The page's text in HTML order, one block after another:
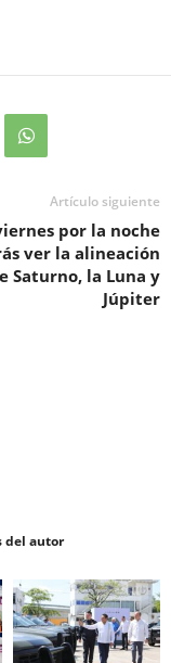
Artículo siguiente
por la noche
ver la alineación
Saturno, la Luna y
Júpiter
del autor